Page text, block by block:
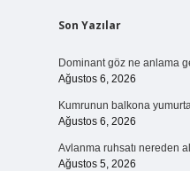
Sidebar
Son Yazılar
Dominant göz ne anlama
Ağustos 6, 2026
Kumrunun balkona
Ağustos 6, 2026
Avlanma ruhsatı nereden
Ağustos 5, 2026